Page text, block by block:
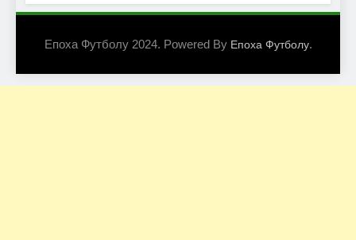
Епоха Футболу 2024. Powered By Епоха Футболу.